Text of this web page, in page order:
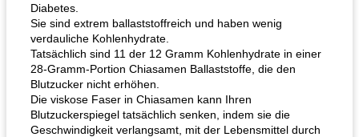
Diabetes.
Sie sind extrem ballaststoffreich und haben wenig
verdauliche Kohlenhydrate.
Tatsächlich sind 11 der 12 Gramm Kohlenhydrate in einer
28-Gramm-Portion Chiasamen Ballaststoffe, die den
Blutzucker nicht erhöhen.
Die viskose Faser in Chiasamen kann Ihren
Blutzuckerspiegel tatsächlich senken, indem sie die
Geschwindigkeit verlangsamt, mit der Lebensmittel durch